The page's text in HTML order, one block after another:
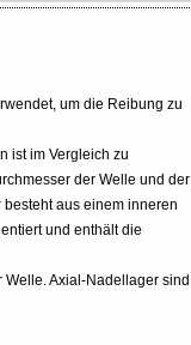
um die Reibung zu
ist im Vergleich zu
der Welle und der
aus einem inneren
und enthält die
Axial-Nadellager sind